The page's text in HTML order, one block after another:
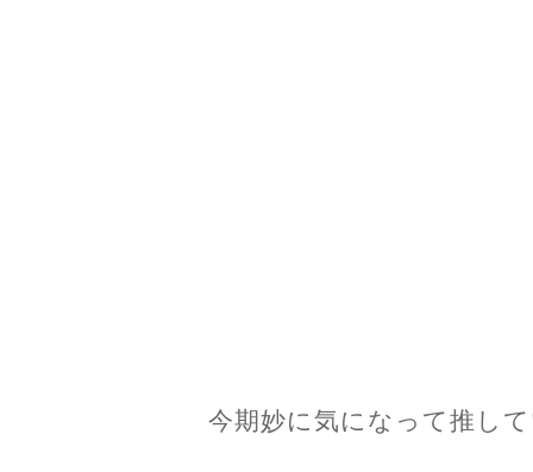
今期妙に気になって推し